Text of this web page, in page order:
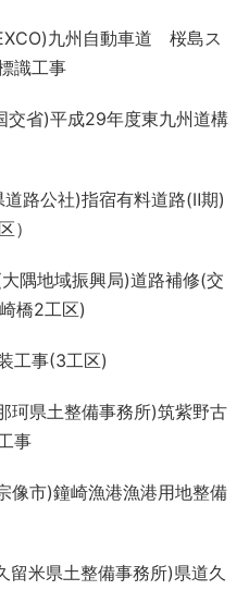
九州自動車道 桜島ス
識工事
交省)平成29年度東九州道構
路公社)指宿有料道路(Ⅱ期)
）
隅地域振興局)道路補修(交
橋2工区)
工事(3工区)
珂県土整備事務所)筑紫野古
事
像市)鐘崎漁港漁港用地整備
米県土整備事務所)県道久